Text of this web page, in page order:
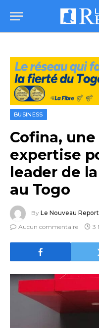
BUSINESS
Cofina,
expertise
leader de
au Togo
By Le Nouveau
Aucun commentaire
3